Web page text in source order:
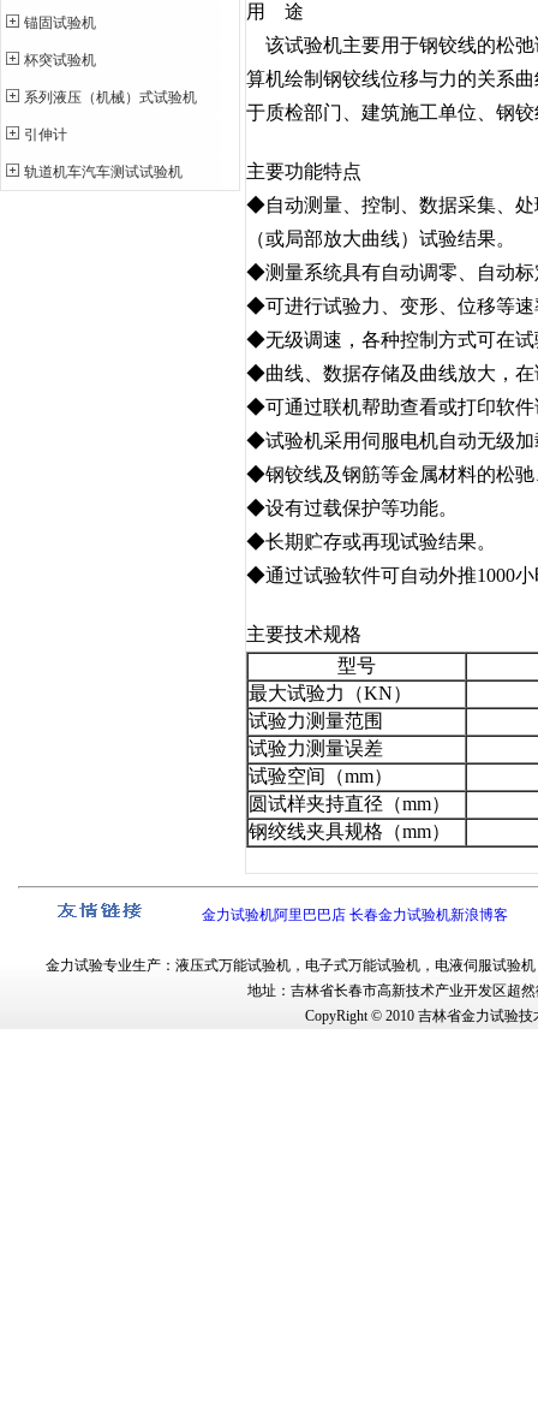
锚固试验机
杯突试验机
系列液压（机械）式试验机
引伸计
轨道机车汽车测试试验机
用 途
该试验机主要用于钢铰线的松弛
算机绘制钢铰线位移与力的关系
于质检部门、建筑施工单位、钢
主要功能特点
◆自动测量、控制、数据采集、
（或局部放大曲线）试验结果。
◆测量系统具有自动调零、自动
◆可进行试验力、变形、位移等速
◆无级调速，各种控制方式可在
◆曲线、数据存储及曲线放大，
◆可通过联机帮助查看或打印软
◆试验机采用伺服电机自动无级
◆钢铰线及钢筋等金属材料的松驰
◆设有过载保护等功能。
◆长期贮存或再现试验结果。
◆通过试验软件可自动外推1000
主要技术规格
型号
最大试验力（KN）
试验力测量范围
试验力测量误差
试验空间（mm）
圆试样夹持直径（mm）
钢绞线夹具规格（mm）
金力试验机阿里巴巴店 长春金力试验机新浪博客
金力试验专业生产： 液压式万能试验机， 电子式万能试验机， 电液伺服试验机
地址：吉林省长春市高新技术产业开发区超然
CopyRight © 2010 吉林省金力试验技